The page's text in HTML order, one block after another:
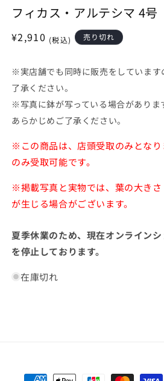
ー
ダ
で
ィ
ア
(1)
を
開
く
フィカス・アルテシマ 4号
通
価
格
¥2,910 (税込) 売り切れ
※実店舗でも同時に販売をしています
了承ください。
※写真に鉢が写っている場合がありま
あらかじめご了承ください。
※この商品は、店頭受取のみとなり
のみ受取可能です。
※掲載写真と実物では、葉の大き
が生じる場合がございます。
夏季休業のため、現在オンライン
を停止しております。
在庫切れ
決